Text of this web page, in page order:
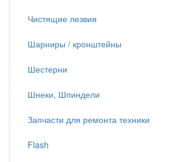
Чистящие лезвия
Шарниры / кронштейны
Шестерни
Шнеки, Шпиндели
Запчасти для ремонта техники
Flash